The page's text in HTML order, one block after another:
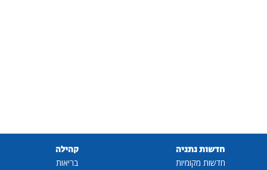
חדשות נתניה
חדשות מקומיות
קהילה
בריאות